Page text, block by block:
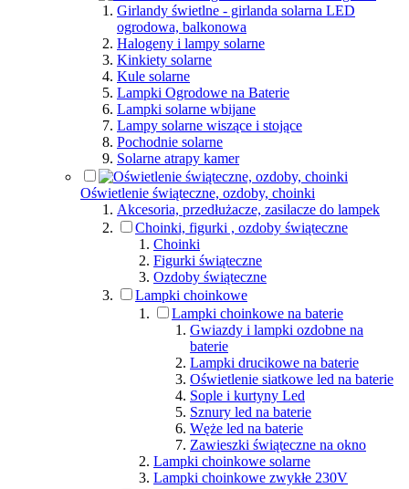
Girlandy świetlne - girlanda solarna LED
ogrodowa, balkonowa
Halogeny i lampy solarne
Kinkiety solarne
Kule solarne
Lampki Ogrodowe na Baterie
Lampki solarne wbijane
Lampy solarne wiszące i stojące
Pochodnie solarne
Solarne atrapy kamer
Oświetlenie świąteczne, ozdoby, choinki
Akcesoria, przedłużacze, zasilacze do lampek
Choinki, figurki , ozdoby świąteczne
Choinki
Figurki świąteczne
Ozdoby świąteczne
Lampki choinkowe
Lampki choinkowe na baterie
Gwiazdy i lampki ozdobne na
baterie
Lampki drucikowe na baterie
Oświetlenie siatkowe led na baterie
Sople i kurtyny Led
Sznury led na baterie
Węże led na baterie
Zawieszki świąteczne na okno
Lampki choinkowe solarne
Lampki choinkowe zwykłe 230V